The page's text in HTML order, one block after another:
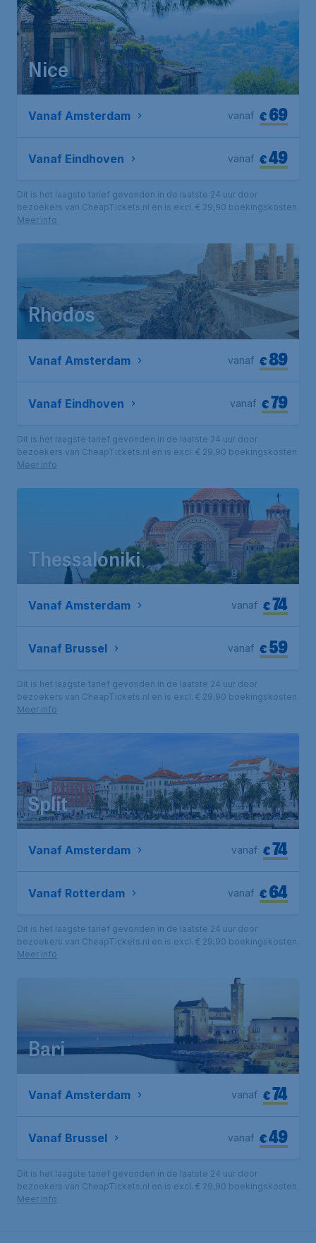
Nice
Vanaf Amsterdam €69
vanaf
Vanaf Eindhoven €49
vanaf
Dit is het laagste tarief gevonden in de laatste 24 uur door
bezoekers van CheapTickets.nl en is excl. € 29,90 boekingskosten.
Meer info
Rhodos
Vanaf Amsterdam €89
vanaf
Vanaf Eindhoven €79
vanaf
Dit is het laagste tarief gevonden in de laatste 24 uur door
bezoekers van CheapTickets.nl en is excl. € 29,90 boekingskosten.
Meer info
Thessaloniki
Vanaf Amsterdam €74
vanaf
Vanaf Brussel €59
vanaf
Dit is het laagste tarief gevonden in de laatste 24 uur door
bezoekers van CheapTickets.nl en is excl. € 29,90 boekingskosten.
Meer info
Split
Vanaf Amsterdam €74
vanaf
Vanaf Rotterdam €64
vanaf
Dit is het laagste tarief gevonden in de laatste 24 uur door
bezoekers van CheapTickets.nl en is excl. € 29,90 boekingskosten.
Meer info
Bari
Vanaf Amsterdam €74
vanaf
Vanaf Brussel €49
vanaf
Dit is het laagste tarief gevonden in de laatste 24 uur door
bezoekers van CheapTickets.nl en is excl. € 29,90 boekingskosten.
Meer info